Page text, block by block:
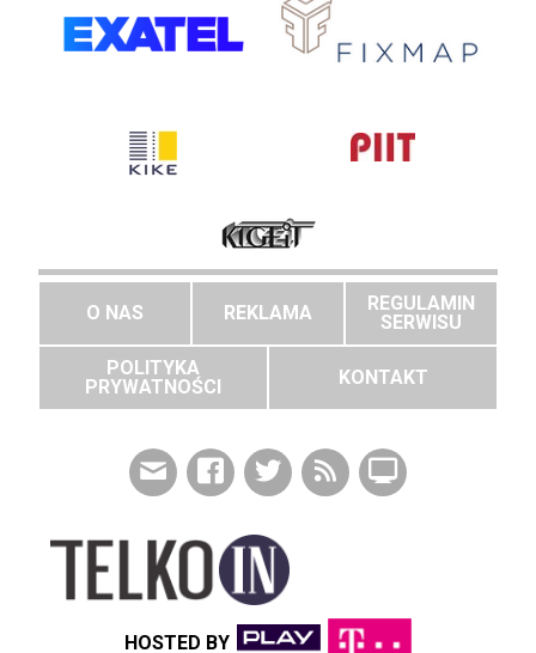
O NAS REKLAMA
REGULAMIN
SERWISU
POLITYKA
PRYWATNOŚCI
KONTAKT
HOSTED BY